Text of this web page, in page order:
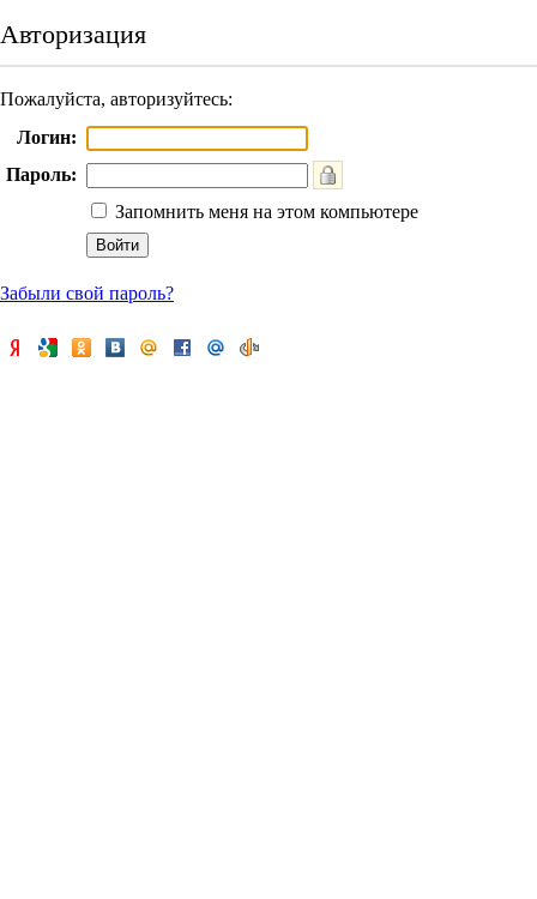
Авторизация
Пожалуйста, авторизуйтесь:
Логин:
Пароль:
Запомнить меня на этом компьютере
Забыли свой пароль?